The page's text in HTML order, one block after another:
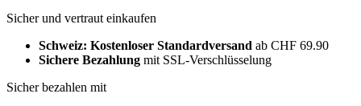
Sicher und vertraut einkaufen
Schweiz: Kostenloser Standardversand ab CHF 69.90
Sichere Bezahlung mit SSL-Verschlüsselung
Sicher bezahlen mit